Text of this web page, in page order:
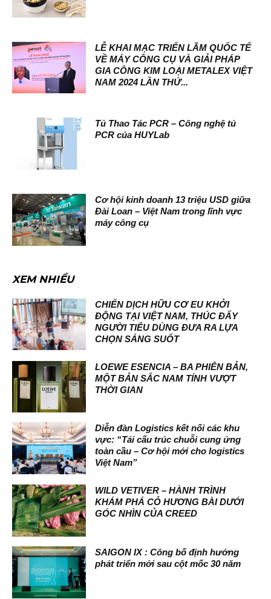
LỄ KHAI MẠC TRIỂN LÃM QUỐC TẾ
VỀ MÁY CÔNG CỤ VÀ GIẢI PHÁP
GIA CÔNG KIM LOẠI METALEX VIỆT
NAM 2024 LẦN THỨ...
Tủ Thao Tác PCR – Công nghệ tủ
PCR của HUYLab
Cơ hội kinh doanh 13 triệu USD giữa
Đài Loan – Việt Nam trong lĩnh vực
máy công cụ
XEM NHIỀU
CHIẾN DỊCH HỮU CƠ EU KHỞI
ĐỘNG TẠI VIỆT NAM, THÚC ĐẨY
NGƯỜI TIÊU DÙNG ĐƯA RA LỰA
CHỌN SÁNG SUỐT
LOEWE ESENCIA – BA PHIÊN BẢN,
MỘT BẢN SẮC NAM TÍNH VƯỢT
THỜI GIAN
Diễn đàn Logistics kết nối các khu
vực: “Tái cấu trúc chuỗi cung ứng
toàn cầu – Cơ hội mới cho logistics
Việt Nam”
WILD VETIVER – HÀNH TRÌNH
KHÁM PHÁ CỎ HƯƠNG BÀI DƯỚI
GÓC NHÌN CỦA CREED
SAIGON IX : Công bố định hướng
phát triển mới sau cột mốc 30 năm